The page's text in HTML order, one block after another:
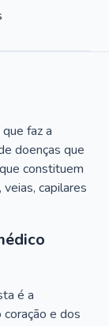
faz a
doenças que
constituem
capilares
é a
e dos